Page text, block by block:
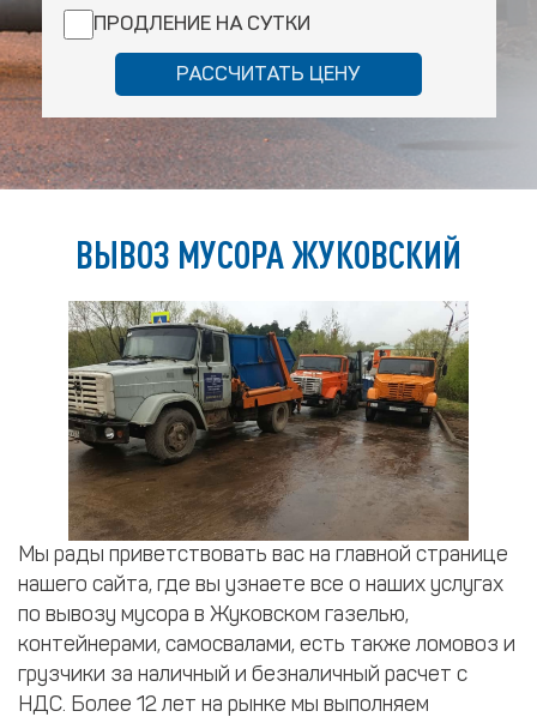
ПРОДЛЕНИЕ НА СУТКИ
РАССЧИТАТЬ ЦЕНУ
ВЫВОЗ МУСОРА ЖУКОВСКИЙ
Мы рады приветствовать вас на главной странице
нашего сайта, где вы узнаете все о наших услугах
по вывозу мусора в Жуковском газелью,
контейнерами, самосвалами, есть также ломовоз и
грузчики за наличный и безналичный расчет с
НДС. Более 12 лет на рынке мы выполняем